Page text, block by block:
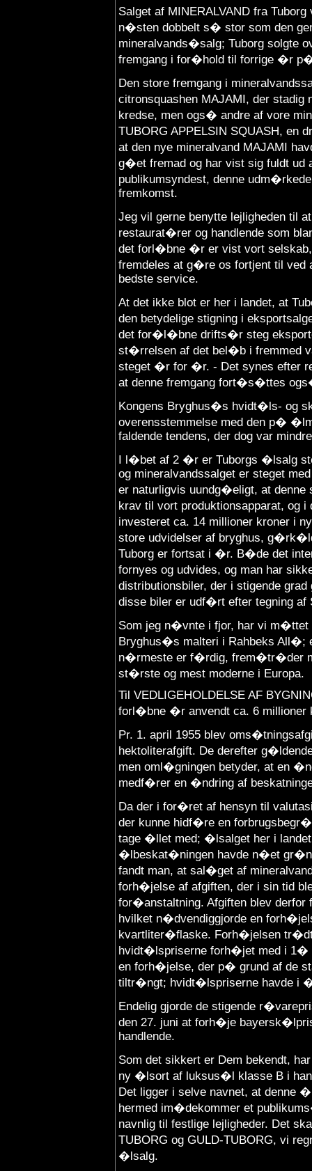
Salget af MINERALVAND fra
n�sten dobbelt s� stor som den
mineralvands�salg; Tuborg solgte
fremgang i for�hold til forrige �r
Den store fremgang i
citronsquashen MAJAMI, der
kredse, men ogs� andre af vore
TUBORG APPELSIN SQUASH, en
at den nye mineralvand MAJAMI
g�et fremad og har vist sig fuldt ud
publikumsyndest, denne
fremkomst.
Jeg vil gerne benytte lejligheden til
restaurat�rer og handlende som
det forl�bne �r er vist vort
fremdeles at g�re os fortjent til ved
bedste service.
At det ikke blot er her i landet, at
den betydelige stigning i
det for�l�bne drifts�r steg
st�rrelsen af det bel�b i fremmed
steget �r for �r. - Det synes efter
at denne fremgang fort�s�ttes
Kongens Bryghus�s hvidt�ls- og
overensstemmelse med den p�
faldende tendens, der dog var
I l�bet af 2 �r er Tuborgs �lsalg
og mineralvandssalget er steget
er naturligvis uundg�eligt, at
krav til vort produktionsapparat,
investeret ca. 14 millioner kroner i
store udvidelser af bryghus,
Tuborg er fortsat i �r. B�de det
fornyes og udvides, og man har
distributionsbiler, der i stigende
disse biler er udf�rt efter tegning af
Som jeg n�vnte i fjor, har vi m�ttet
Bryghus�s malteri i Rahbeks
n�rmeste er f�rdig, frem�tr�der
st�rste og mest moderne i Europa.
Til VEDLIGEHOLDELSE AF
forl�bne �r anvendt ca. 6 millioner
Pr. 1. april 1955 blev
hektoliterafgift. De derefter
men oml�gningen betyder, at en
medf�rer en �ndring af
Da der i for�ret af hensyn til
der kunne hidf�re en
tage �llet med; �lsalget her i
�lbeskat�ningen havde n�et
fandt man, at sal�get af
forh�jelse af afgiften, der i sin tid
for�anstaltning. Afgiften blev
hvilket n�dvendiggjorde en
kvartliter�flaske. Forh�jelsen
hvidt�lspriserne forh�jet med i 1�
en forh�jelse, der p� grund af de
tiltr�ngt; hvidt�lspriserne havde i
Endelig gjorde de stigende
den 27. juni at forh�je
handlende.
Som det sikkert er Dem bekendt,
ny �lsort af luksus�l klasse B i
Det ligger i selve navnet, at denne
hermed im�dekommer et
navnlig til festlige lejligheder. Det
TUBORG og GULD-TUBORG, vi
�lsalg.